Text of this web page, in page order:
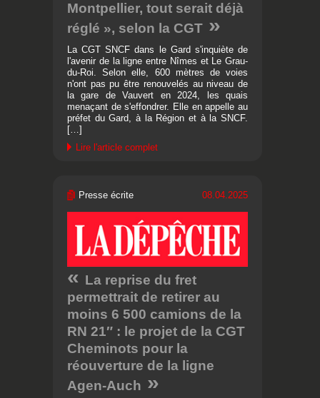
Montpellier, tout serait déjà
réglé », selon la CGT
La CGT SNCF dans le Gard s'inquiète de
l'avenir de la ligne entre Nîmes et Le Grau-
du-Roi. Selon elle, 600 mètres de voies
n'ont pas pu être renouvelés au niveau de
la gare de Vauvert en 2024, les quais
menaçant de s'effondrer. Elle en appelle au
préfet du Gard, à la Région et à la SNCF.
[…]
Lire l'article complet
Presse écrite 08.04.2025
La reprise du fret
permettrait de retirer au
moins 6 500 camions de la
RN 21″ : le projet de la CGT
Cheminots pour la
réouverture de la ligne
Agen-Auch